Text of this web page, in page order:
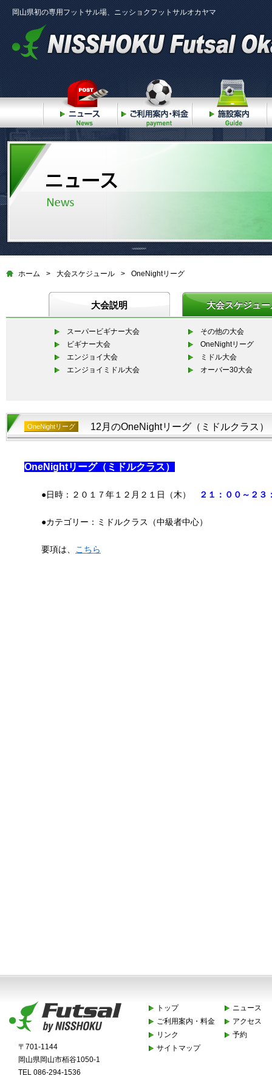
岡山県初の専用フットサル場、ニッショクフットサルオカヤマ
ニュース ご利用案内・料金
ホーム > 大会スケジュール > OneNightリーグ
大会説明 大会スケジュー
スーパービギナー大会
ビギナー大会
エンジョイ大会
エンジョイミドル大会
その他の大会
OneNightリーグ
ミドル大会
オーバー30大会
OneNightリーグ 12月のOneNightリーグ（ミドルクラス）
OneNightリーグ（ミドルクラス）
●日時：２０１７年１２月２１日（木） ２１：００～２３
●カテゴリー：ミドルクラス（中級者中心）
要項は、 こちら
〒701-1144
岡山県岡山市栢谷1050-1
TEL 086-294-1536
トップ
ニュース
ご利用案内・料金
アクセス
リンク
予約
サイトマップ